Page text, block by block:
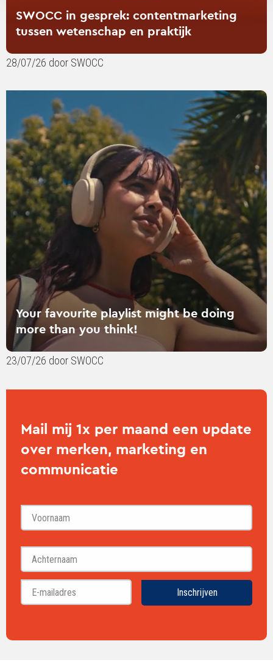
SWOCC in gesprek: contentmarketing
tussen wetenschap en praktijk
28/07/26 door SWOCC
Your favourite playlist might be doing
more than you think!
23/07/26 door SWOCC
Your
favourite
playlist
might
be
doing
more
than
think!
Mail mij 1x per maand een update
over merken, marketing en
communicatie
Voornaam
Inschrijven